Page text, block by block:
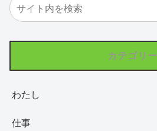
カテゴリー
わたし
仕事